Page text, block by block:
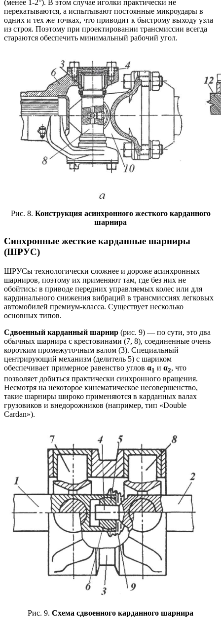
(менее 1-2°). В этом случае иголки практически не
перекатываются, а испытывают постоянные микроудары в
одних и тех же точках, что приводит к быстрому выходу узла
из строя. Поэтому при проектировании трансмиссии всегда
стараются обеспечить минимальный рабочий угол.
Рис. 8. Конструкция асинхронного жесткого карданного
шарнира
Синхронные жесткие карданные шарниры
(ШРУС)
ШРУСы технологически сложнее и дороже асинхронных
шарниров, поэтому их применяют там, где без них не
обойтись: в приводе передних управляемых колес или для
кардинального снижения вибраций в трансмиссиях легковых
автомобилей премиум-класса. Существует несколько
основных типов.
Сдвоенный карданный шарнир (рис. 9) — по сути, это два
обычных шарнира с крестовинами (7, 8), соединенные очень
коротким промежуточным валом (3). Специальный
центрирующий механизм (делитель 5) с шариком
обеспечивает примерное равенство углов α1 и α2, что
позволяет добиться практически синхронного вращения.
Несмотря на некоторое кинематическое несовершенство,
такие шарниры широко применяются в карданных валах
грузовиков и внедорожников (например, тип «Double
Cardan»).
Рис. 9. Схема сдвоенного карданного шарнира